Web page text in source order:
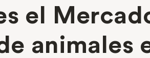
el
animales